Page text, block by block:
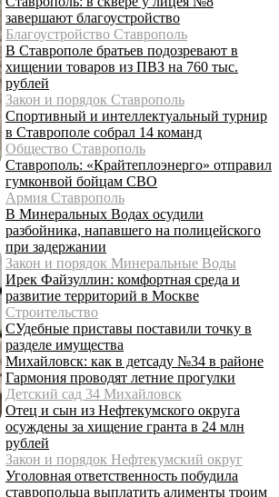
завершают благоустройство
Благоустройство Ставрополь
В Ставрополе братьев подозревают в
хищении товаров из ПВЗ на 760 тыс.
рублей
Закон и порядок Ставрополь
Спортивный и интеллектуальный турнир
в Ставрополе собрал 14 команд
Общество Ставрополь
Ставрополь: «Крайтеплоэнерго» отправил
гумконвой бойцам СВО
Армия Ставрополь
В Минеральных Водах осудили
разбойника, напавшего на полицейского
при задержании
Закон и порядок Минеральные Воды
Ирек Файзуллин: комфортная среда и
развитие территорий в Москве
Строительство
СУдебные приставы поставили точку в
разделе имущества
Михайловск: как в детсаду №34 в районе
Гармония проводят летние прогулки
Детский сад 34 Михайловск
Отец и сын из Нефтекумского округа
осуждены за хищение гранта в 24 млн
рублей
Закон и порядок Нефтекумский округ
Уголовная ответственность побудила
ставропольца выплатить алименты троим